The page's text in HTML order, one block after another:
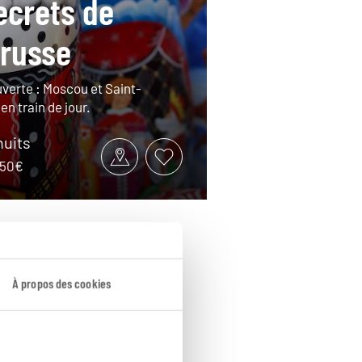
À propos des cookies
de
: Moscou et Saint-
train de jour.